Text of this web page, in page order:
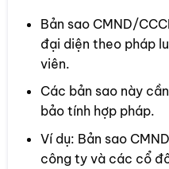
Bản sao CMND/
đại diện theo pháp
viên.
Các bản sao này
bảo tính hợp pháp.
Ví dụ: Bản sao
công ty và các cổ